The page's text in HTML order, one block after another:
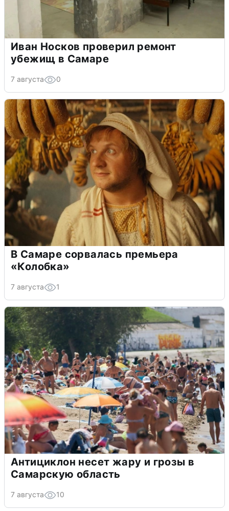
Иван Носков проверил ремонт
убежищ в Самаре
7 августа 0
В Самаре сорвалась премьера
«Колобка»
7 августа 1
Антициклон несет жару и грозы в
Самарскую область
7 августа 10